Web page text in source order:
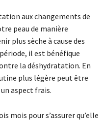
aux changements de
peau de manière
plus sèche à cause des
il est bénéfique
la déshydratation. En
plus légère peut être
aspect frais.
mois pour s’assurer qu’elle